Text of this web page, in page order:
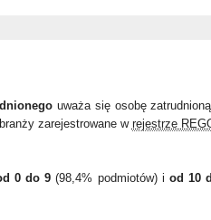
uważa się osobę
zarejestrowane w rejestrze
0 do 9(98,4% podmiotów) iod 10